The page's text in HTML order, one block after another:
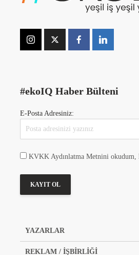
#ekoIQ Haber Bülteni
E-Posta Adresiniz:
KVKK Aydınlatma Metnini okudum,
YAZARLAR
REKLAM / İŞBİRLİĞİ